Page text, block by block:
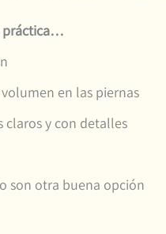
práctica…
en las piernas
claros y con detalles
son otra buena opción